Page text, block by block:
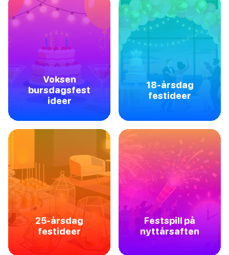
Voksen
bursdagsfest
ideer
18-årsdag
festideer
25-årsdag
festideer
Festspill på
nyttårsaften